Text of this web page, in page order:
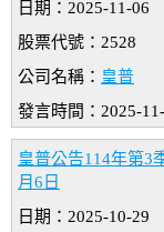
日期：2025-11-06
股票代號：2528
公司名稱： 皇普
發言時間：2025-
皇普公告114年第3
月6日
日期：2025-10-29